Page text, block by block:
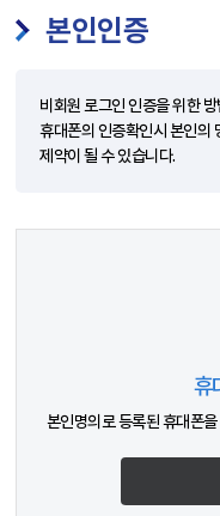
본인인증
비회원 로그인 인증을 위한
휴대폰의 인증확인시 본인의
제약이 될 수 있습니다.
휴
본인명의로 등록된 휴대폰